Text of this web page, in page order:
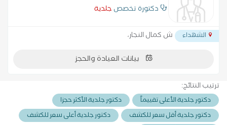
دكتورة تخصص جلدية
الشهداء ش كمال النجار،
بيانات العيادة والحجز
ترتيب النتائج:
دكتور جلدية الأعلى تقييماً
دكتور جلدية الأكثر حجزا
دكتور جلدية أقل سعر للكشف
دكتور جلدية أعلى سعر للكشف